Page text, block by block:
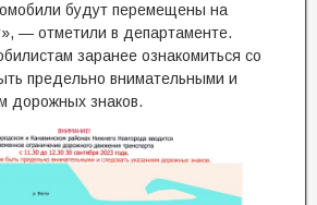
будут перемещены на
— отметили в департаменте.
заранее ознакомиться со
предельно внимательными и
дорожных знаков.